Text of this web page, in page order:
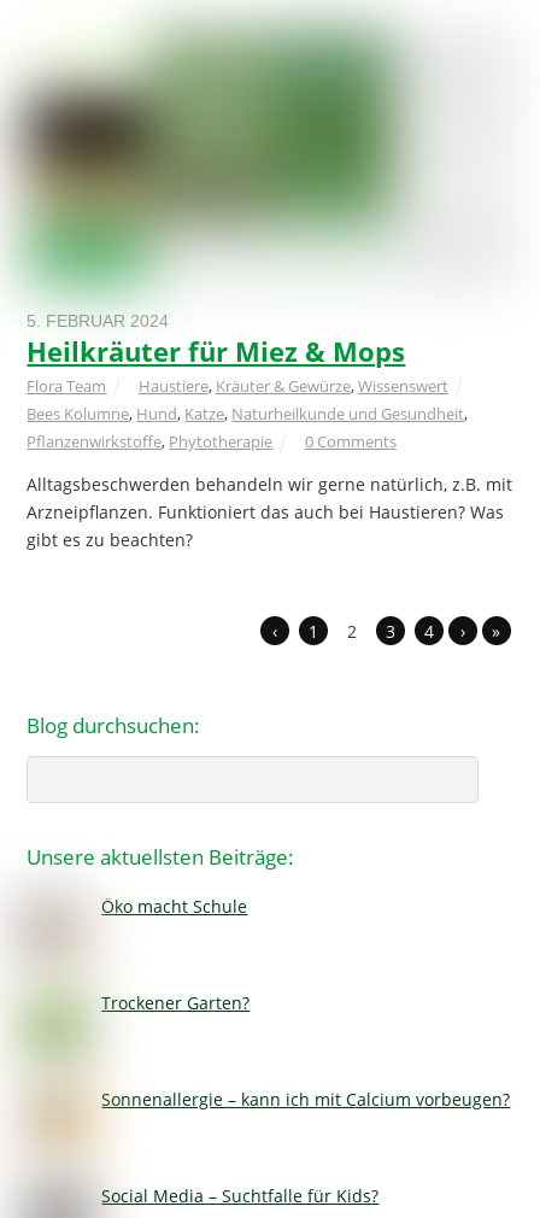
5. FEBRUAR 2024
Heilkräuter für Miez & Mops
Flora Team Haustiere, Kräuter & Gewürze,Wissenswert
Bees Kolumne, Hund, Katze, Naturheilkunde und Gesundheit,
Pflanzenwirkstoffe, Phytotherapie 0 Comments
Alltagsbeschwerden behandeln wir gerne natürlich, z.B. mit
Arzneipflanzen. Funktioniert das auch bei Haustieren? Was
gibt es zu beachten?
‹ 1 2 3 4 › »
Blog durchsuchen:
Unsere aktuellsten Beiträge:
Öko macht Schule
Trockener Garten?
Sonnenallergie – kann ich mit Calcium vorbeugen?
Social Media – Suchtfalle für Kids?